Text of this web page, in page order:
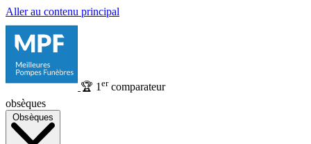
Aller au contenu principal
🏆 1 ercomparateur
obsèques
Obsèques